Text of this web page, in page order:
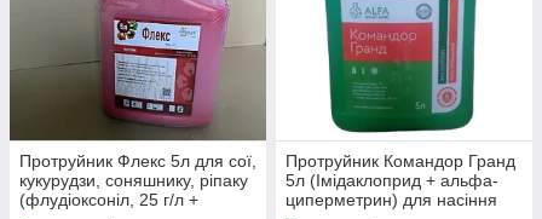
Протруйник Флекс 5л для сої,
кукурудзи, соняшнику, ріпаку
(флудіоксоніл, 25 г/л +
Протруйник Командор Гранд
5л (Імідаклоприд + альфа-
циперметрин) для насіння